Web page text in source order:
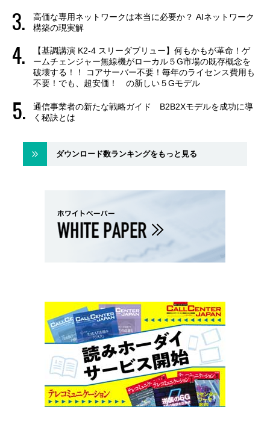
高価な専用ネットワークは本当に必要か？ AIネットワーク
構築の現実解
【基調講演 K2-4 スリーダブリュー】何もかもが革命！ゲ
ームチェンジャー無線機がローカル５G市場の既存概念を
破壊する！！ コアサーバー不要！毎年のライセンス費用も
不要！でも、超安価！ の新しい５Gモデル
通信事業者の新たな戦略ガイド B2B2Xモデルを成功に導
く秘訣とは
ダウンロード数ランキングをもっと見る